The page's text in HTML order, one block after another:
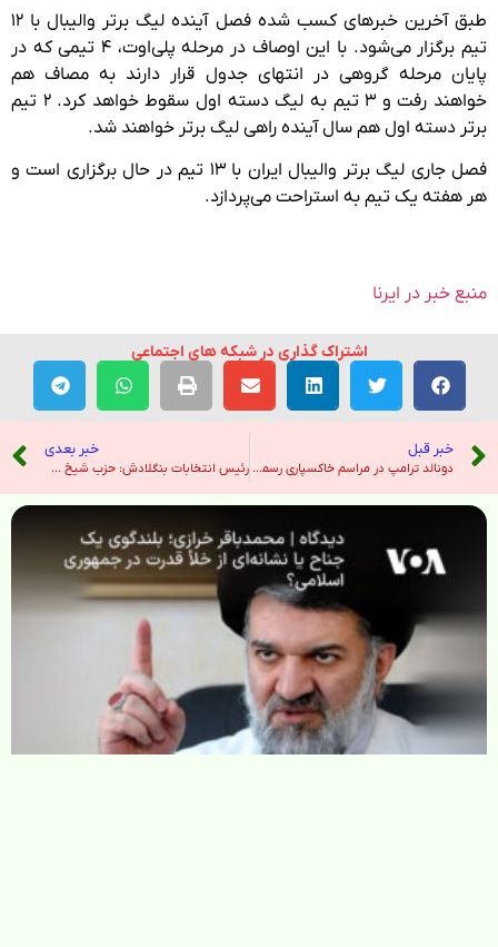
طبق آخرین خبرهای کسب شده فصل آینده لیگ برتر والیبال با ۱۲
تیم برگزار می‌شود. با این اوصاف در مرحله پلی‌اوت، ۴ تیمی که در
پایان مرحله گروهی در انتهای جدول قرار دارند به مصاف هم
خواهند رفت و ۳ تیم به لیگ دسته اول سقوط خواهد کرد. ۲ تیم
برتر دسته اول هم سال آینده راهی لیگ برتر خواهند شد.
فصل جاری لیگ برتر والیبال ایران با ۱۳ تیم در حال برگزاری است و
هر هفته یک تیم به استراحت می‌پردازد.
منبع خبر در ایرنا
اشتراک گذاری در شبکه های اجتماعی
خبر قبل
دونالد ترامپ در مراسم خاکسپاری رسمی جیمی کارتر شرکت خواهد کرد – صدای آمریکا
خبر بعدی
رئیس انتخابات بنگلادش: حزب شیخ حسینه ممکن است در نظرسنجی شرکت کند مگر اینکه ممنوع شود – هندوستان امروز